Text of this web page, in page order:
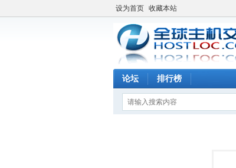
设为首页 收藏本站
论坛 排行榜